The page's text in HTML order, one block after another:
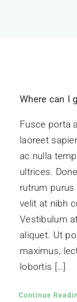
Contacto
Where can I
Fusce porta
laoreet
ac nulla
ultrices.
rutrum purus
velit at nibh
Vestibulum
aliquet. Ut
maximus,
lobortis […]
Continue